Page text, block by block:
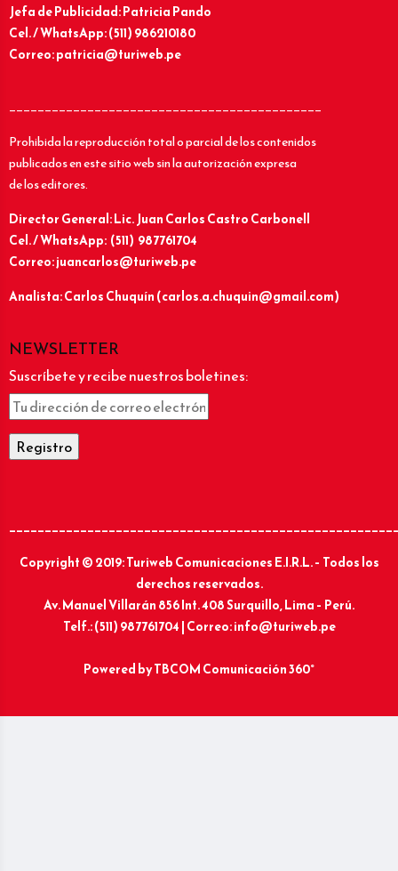
Jefa de Publicidad: Patricia Pando
Cel. / WhatsApp: (511) 986210180
Correo: patricia@turiweb.pe
____________________________________________
Prohibida la reproducción total o parcial de los contenidos
publicados en este sitio web sin la autorización expresa
de los editores.
Director General: Lic.Juan Carlos Castro Carbonell
Cel. / WhatsApp: (511) 987761704
Correo: juancarlos@turiweb.pe
Analista: Carlos Chuquín (carlos.a.chuquin@gmail.com)
NEWSLETTER
Suscríbete y recibe nuestros boletines:
Copyright © 2019: Turiweb Comunicaciones E.I.R.L. – Todos los
derechos reservados.
Av. Manuel Villarán 856 Int. 408 Surquillo, Lima – Perú.
Telf.: (511) 987761704 | Correo: info@turiweb.pe
Powered byTBCOM Comunicación 360°